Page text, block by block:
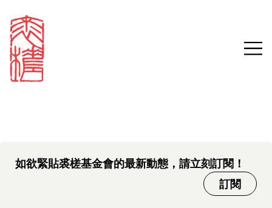
Sign in
Email
Search our stories,
awards, events and
中文版本頁面即將推出，敬請
期待。
如欲緊貼裘槎基金會的最新動態，請立刻訂閱！
訂閱